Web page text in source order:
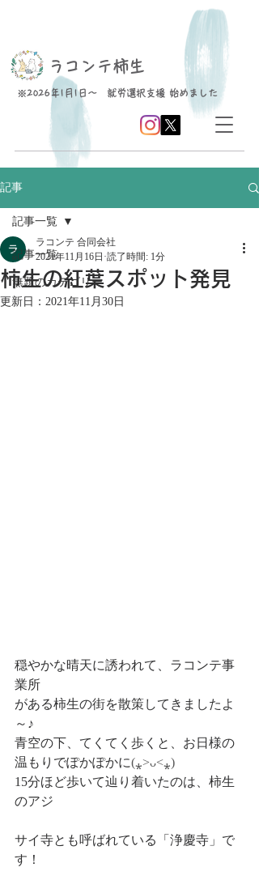
※2026年1月1日～ 就労選択支援 始めました
​ラコンテ柿生
記事
記事一覧
無題のカテゴリー
記事一覧
柿生の紅葉スポット発見
ラコンテ 合同会社
2021年11月16日 読了時間: 1分
更新日： 2021年11月30日
穏やかな晴天に誘われて、ラコンテ事
業所
がある柿生の街を散策してきましたよ
～♪
青空の下、てくてく歩くと、お日様の
温もりでぽかぽかに(⁎˃ᴗ˂⁎)
15分ほど歩いて辿り着いたのは、柿生
のアジ
サイ寺とも呼ばれている「浄慶寺」で
す！